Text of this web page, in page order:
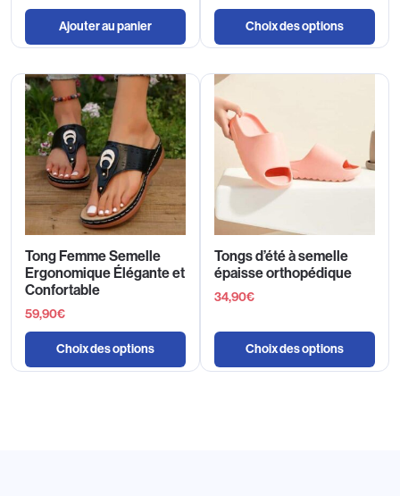
Ajouter au panier Choix des options
Tong Femme Semelle
Ergonomique Élégante et
Confortable
59,90€
Choix des options
Tongs d’été à semelle
épaisse orthopédique
34,90€
Choix des options